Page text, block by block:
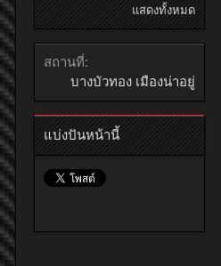
แสดงทั้งหมด
สถานที่:
บางบัวทอง เมืองน่าอยู่
แบ่งปันหน้านี้